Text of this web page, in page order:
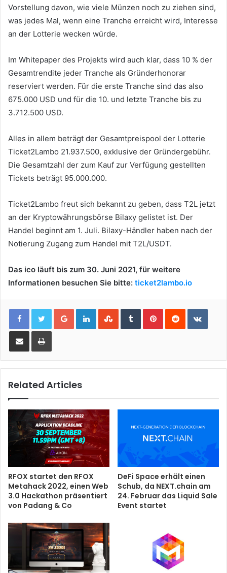
Vorstellung davon, wie viele Münzen noch zu ziehen sind,
was jedes Mal, wenn eine Tranche erreicht wird, Interesse
an der Lotterie wecken würde.
Im Whitepaper des Projekts wird auch klar, dass 10 % der
Gesamtrendite jeder Tranche als Gründerhonorar
reserviert werden. Für die erste Tranche sind das also
675.000 USD und für die 10. und letzte Tranche bis zu
3.712.500 USD.
Alles in allem beträgt der Gesamtpreispool der Lotterie
Ticket2Lambo 21.937.500, exklusive der Gründergebühr.
Die Gesamtzahl der zum Kauf zur Verfügung gestellten
Tickets beträgt 95.000.000.
Ticket2Lambo freut sich bekannt zu geben, dass T2L jetzt
an der Kryptowährungsbörse Bilaxy gelistet ist. Der
Handel beginnt am 1. Juli. Bilaxy-Händler haben nach der
Notierung Zugang zum Handel mit T2L/USDT.
Das ico läuft bis zum 30. Juni 2021, für weitere
Informationen besuchen Sie bitte: ticket2lambo.io
Google+LinkedInStumbleUpon
TumblrPinterestReddit
Share via Email Print
Related Articles
RFOX startet den RFOX
Metahack 2022, einen Web
3.0 Hackathon präsentiert
von Padang & Co
DeFi Space erhält einen
Schub, da NEXT.chain am
24. Februar das Liquid Sale
Event startet